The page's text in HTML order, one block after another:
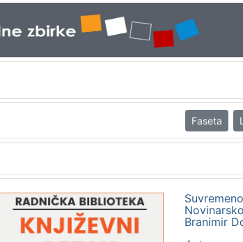
Faseta
Branimir